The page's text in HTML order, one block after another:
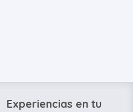
Experiencias en tu